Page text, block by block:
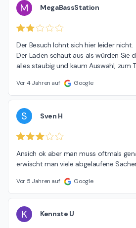
M MegaBassStation
Der Besuch lohnt sich hier leider nicht.
Der Laden schaut aus als würden Sie
alles staubig und kaum Auswahl, zum
Vor 4 Jahren auf Google
S Sven H
Ansich ok aber man muss oftmals
erwischt man viele abgelaufene
Vor 5 Jahren auf Google
K Kennste U